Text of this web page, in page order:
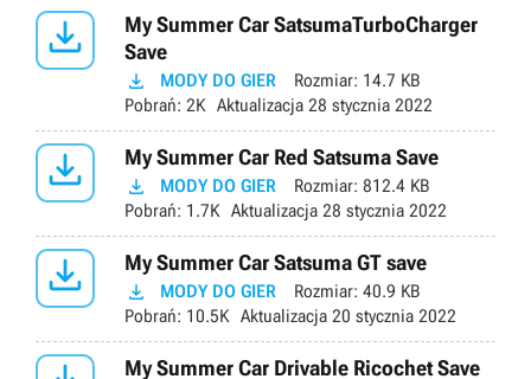

My Summer Car SatsumaTurboCharger
Save
 MODY DO GIER Rozmiar: 14.7 KB
Pobrań: 2K Aktualizacja 28 stycznia 2022
 My Summer Car Red Satsuma Save
 MODY DO GIER Rozmiar: 812.4 KB
Pobrań: 1.7K Aktualizacja 28 stycznia 2022
 My Summer Car Satsuma GT save
 MODY DO GIER Rozmiar: 40.9 KB
Pobrań: 10.5K Aktualizacja 20 stycznia 2022
My Summer Car Drivable Ricochet Save